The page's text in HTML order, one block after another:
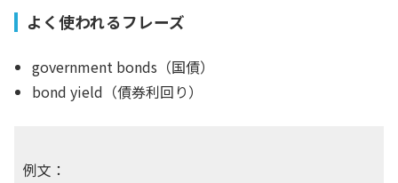
よく使われるフレーズ
government bonds（国債）
bond yield（債券利回り）
例文：